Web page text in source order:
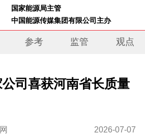
国家能源局主管
中国能源传媒集团有限公司主办
参考 监管 观点
司喜获河南省长质量
2026-07-07